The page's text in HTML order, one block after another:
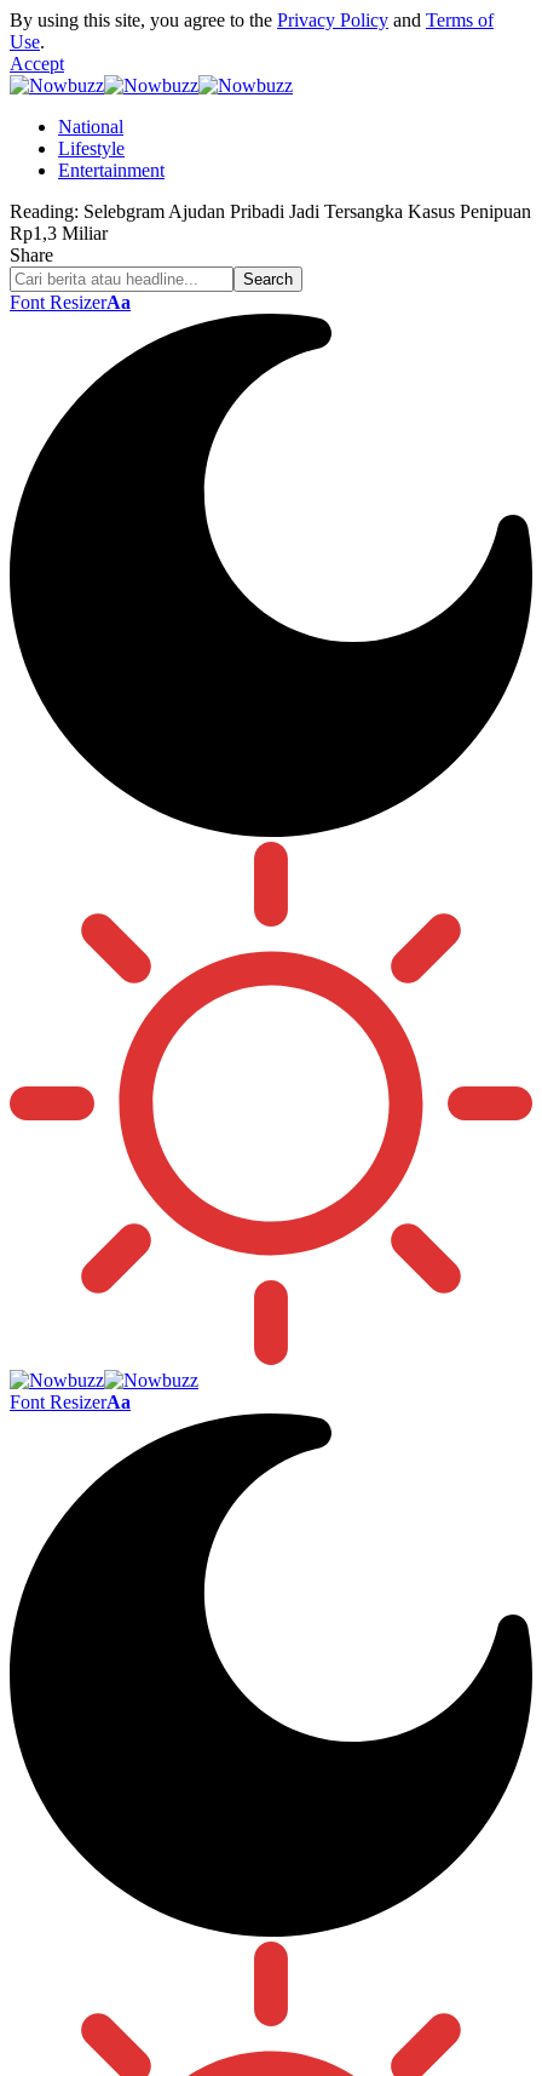
By using this site, you agree to the Privacy Policy and Terms of
Use.
Accept
National
Lifestyle
Entertainment
Reading: Selebgram Ajudan Pribadi Jadi Tersangka Kasus Penipuan
Rp1,3 Miliar
Share
Font ResizerAa
Font ResizerAa